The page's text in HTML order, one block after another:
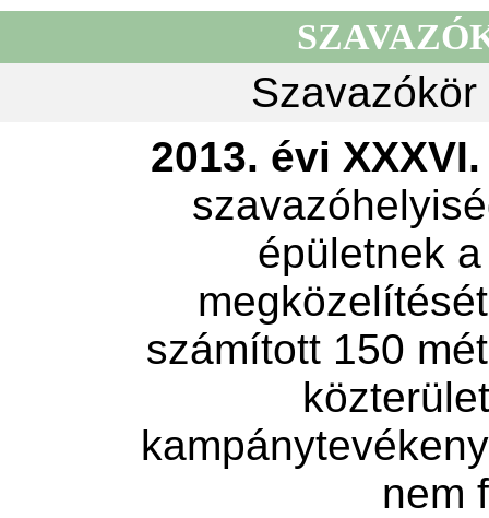
2013. évi
épületnek
számított 150
nem